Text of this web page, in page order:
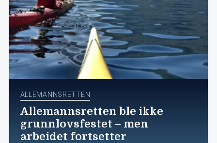
ALLEMANNSRETTEN
Allemannsretten ble ikke
grunnlovsfestet – men
arbeidet fortsetter